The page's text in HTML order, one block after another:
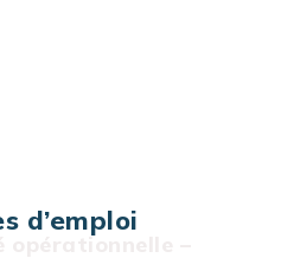
d’emploi
opérationnelle –